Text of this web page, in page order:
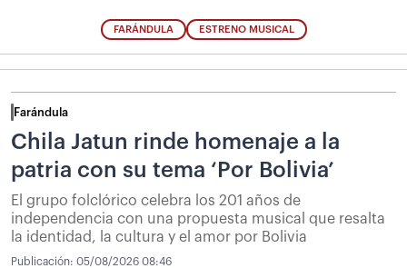
FARÁNDULA ESTRENO MUSICAL
Farándula
Chila Jatun rinde homenaje a la
patria con su tema ‘Por Bolivia’
El grupo folclórico celebra los 201 años de
independencia con una propuesta musical que resalta
la identidad, la cultura y el amor por Bolivia
Publicación: 05/08/2026 08:46